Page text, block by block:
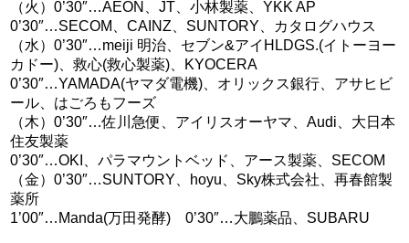
（火）0’30″…AEON、JT、小林製薬、YKK AP
0’30″…SECOM、CAINZ、SUNTORY、カタログハウス
（水）0’30″…meiji 明治、セブン&アイHLDGS.(イトーヨー
カドー)、救心(救心製薬)、KYOCERA
0’30″…YAMADA(ヤマダ電機)、オリックス銀行、アサヒビ
ール、はごろもフーズ
（木）0’30″…佐川急便、アイリスオーヤマ、Audi、大日本
住友製薬
0’30″…OKI、パラマウントベッド、アース製薬、SECOM
（金）0’30″…SUNTORY、hoyu、Sky株式会社、再春館製
薬所
1’00″…Manda(万田発酵) 0’30″…大鵬薬品、SUBARU